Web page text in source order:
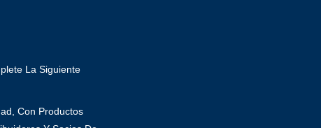
La Siguiente
Con Productos